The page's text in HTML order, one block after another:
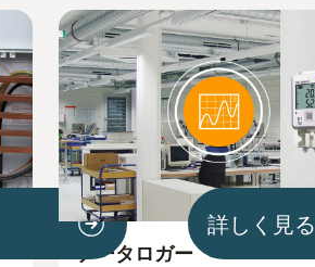
詳しく見る
データロガー